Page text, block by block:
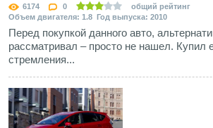
6174 0
общий рейтинг
Объем двигателя: 1.8 Год выпуска: 2010
Перед покупкой данного авто,
рассматривал – просто не нашел. Купил
стремления...